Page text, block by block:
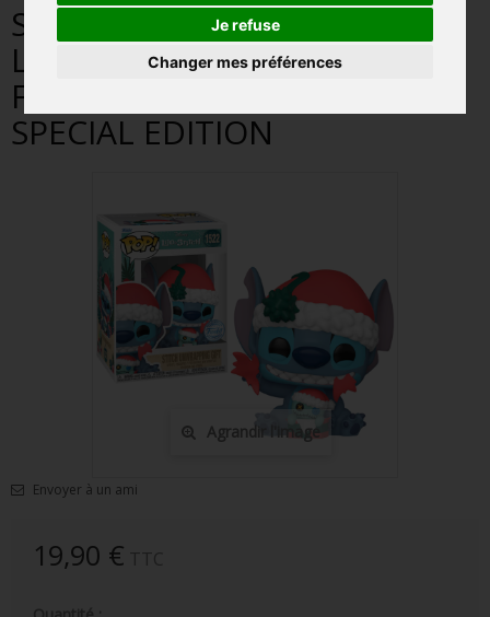
Je refuse
Changer mes préférences
FIGURINES POP MANGA
FIGURINES POP DISNEY
FIGURINES POP MARVEL
FIGURINES POP AUTRES FILMS
FIGURINES POP SPORTS
FIGURINES POP ANIME
FIGURINES POP HARRY POTTER
FIGURINES POP SEIGNEUR DES ANNEAUX
FIGURINES POP DC COMICS
STITCH UNWRAPPING GIFT /
LILO ET STITCH / FIGURINE
FUNKO POP / EXCLUSIVE
SPECIAL EDITION
Agrandir l'image
Envoyer à un ami
19,90 €